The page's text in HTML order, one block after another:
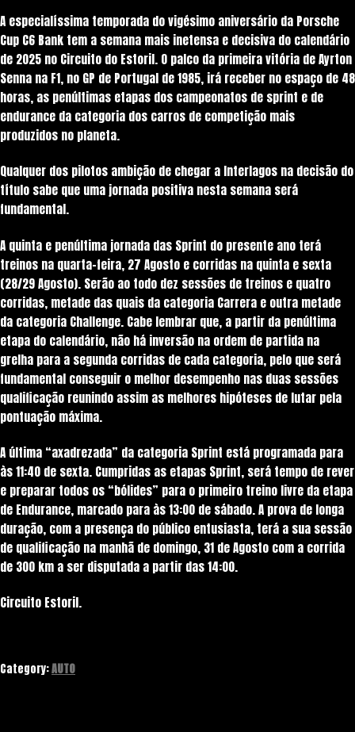
A especialíssima temporada do vigésimo aniversário da Porsche
Cup C6 Bank tem a semana mais inetensa e decisiva do calendário
de 2025 no Circuito do Estoril. O palco da primeira vitória de Ayrton
Senna na F1, no GP de Portugal de 1985, irá receber no espaço de 48
horas, as penúltimas etapas dos campeonatos de sprint e de
endurance da categoria dos carros de competição mais
produzidos no planeta.
Qualquer dos pilotos ambição de chegar a Interlagos na decisão do
título sabe que uma jornada positiva nesta semana será
fundamental.
A quinta e penúltima jornada das Sprint do presente ano terá
treinos na quarta-feira, 27 Agosto e corridas na quinta e sexta
(28/29 Agosto). Serão ao todo dez sessões de treinos e quatro
corridas, metade das quais da categoria Carrera e outra metade
da categoria Challenge. Cabe lembrar que, a partir da penúltima
etapa do calendário, não há inversão na ordem de partida na
grelha para a segunda corridas de cada categoria, pelo que será
fundamental conseguir o melhor desempenho nas duas sessões
qualificação reunindo assim as melhores hipóteses de lutar pela
pontuação máxima.
A última “axadrezada” da categoria Sprint está programada para
às 11:40 de sexta. Cumpridas as etapas Sprint, será tempo de rever
e preparar todos os “bólides” para o primeiro treino livre da etapa
de Endurance, marcado para às 13:00 de sábado. A prova de longa
duração, com a presença do público entusiasta, terá a sua sessão
de qualificação na manhã de domingo, 31 de Agosto com a corrida
de 300 km a ser disputada a partir das 14:00.
Circuito Estoril.
Category:AUTO